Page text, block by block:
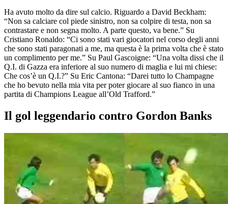
Ha avuto molto da dire sul calcio. Riguardo a David Beckham:
“Non sa calciare col piede sinistro, non sa colpire di testa, non sa
contrastare e non segna molto. A parte questo, va bene.” Su
Cristiano Ronaldo: “Ci sono stati vari giocatori nel corso degli anni
che sono stati paragonati a me, ma questa è la prima volta che è stato
un complimento per me.” Su Paul Gascoigne: “Una volta dissi che il
Q.I. di Gazza era inferiore al suo numero di maglia e lui mi chiese:
Che cos’è un Q.I.?” Su Eric Cantona: “Darei tutto lo Champagne
che ho bevuto nella mia vita per poter giocare al suo fianco in una
partita di Champions League all’Old Trafford.”
Il gol leggendario contro Gordon Banks